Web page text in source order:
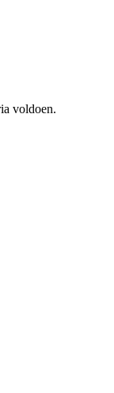
voldoen.